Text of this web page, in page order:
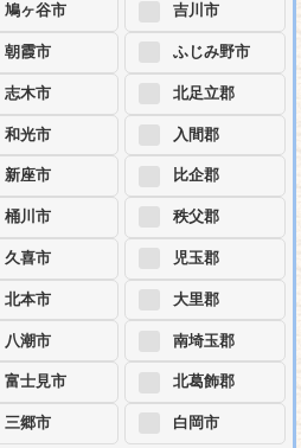
鳩ヶ谷市
朝霞市
志木市
和光市
新座市
桶川市
久喜市
北本市
八潮市
富士見市
三郷市
吉川市
ふじみ野市
北足立郡
入間郡
比企郡
秩父郡
児玉郡
大里郡
南埼玉郡
北葛飾郡
白岡市